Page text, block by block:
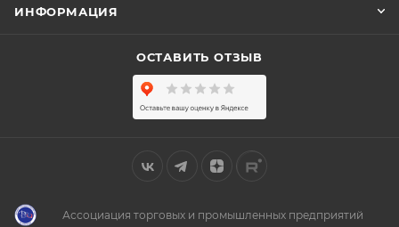
ИНФОРМАЦИЯ
ОСТАВИТЬ ОТЗЫВ
Ассоциация торговых и промышленных предприятий